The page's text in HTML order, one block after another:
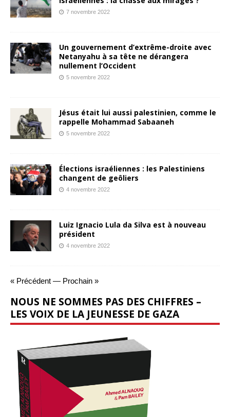
7 novembre 2022
Un gouvernement d’extrême-droite avec
Netanyahu à sa tête ne dérangera
nullement l’Occident
5 novembre 2022
Jésus était lui aussi palestinien, comme le
rappelle Mohammad Sabaaneh
5 novembre 2022
Élections israéliennes : les Palestiniens
changent de geôliers
4 novembre 2022
Luiz Ignacio Lula da Silva est à nouveau
président
4 novembre 2022
« Précédent — Prochain »
NOUS NE SOMMES PAS DES CHIFFRES –
LES VOIX DE LA JEUNESSE DE GAZA